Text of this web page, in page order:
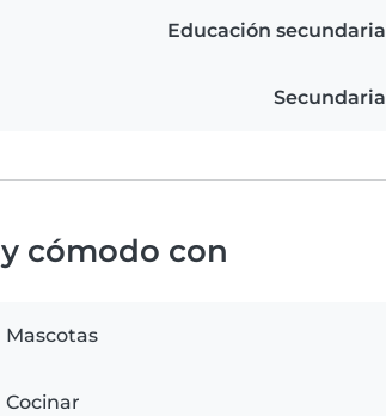
Educación secundaria
Secundaria
cómodo con
Mascotas
Cocinar